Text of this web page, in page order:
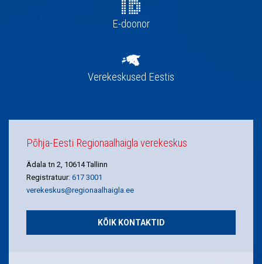
E-doonor
Verekeskused Eestis
Põhja-Eesti Regionaalhaigla verekeskus
Ädala tn 2, 10614 Tallinn
Registratuur: 617 3001
verekeskus@regionaalhaigla.ee
KÕIK KONTAKTID